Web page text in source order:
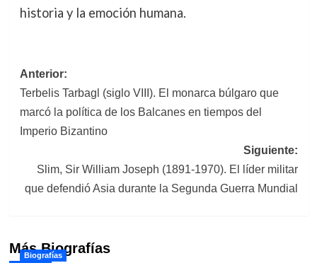
historia y la emoción humana.
Navegación
de
entradas
Anterior:
Terbelis Tarbagl (siglo VIII). El monarca búlgaro que
marcó la política de los Balcanes en tiempos del
Imperio Bizantino
Siguiente:
Slim, Sir William Joseph (1891-1970). El líder militar
que defendió Asia durante la Segunda Guerra Mundial
Más Biografías
Biografías